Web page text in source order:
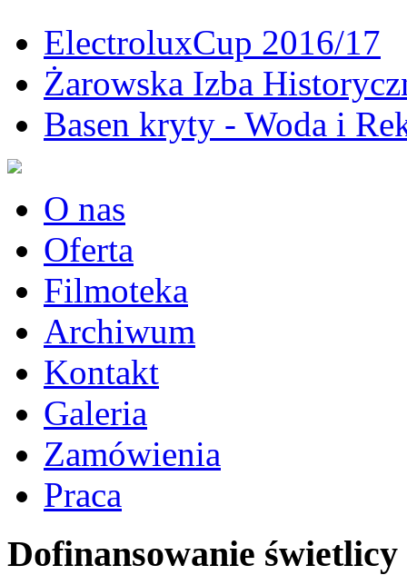
ElectroluxCup 2016/17
Żarowska Izba
Basen kryty - Woda i
O nas
Oferta
Filmoteka
Archiwum
Kontakt
Galeria
Zamówienia
Praca
Dofinansowanie świetlicy